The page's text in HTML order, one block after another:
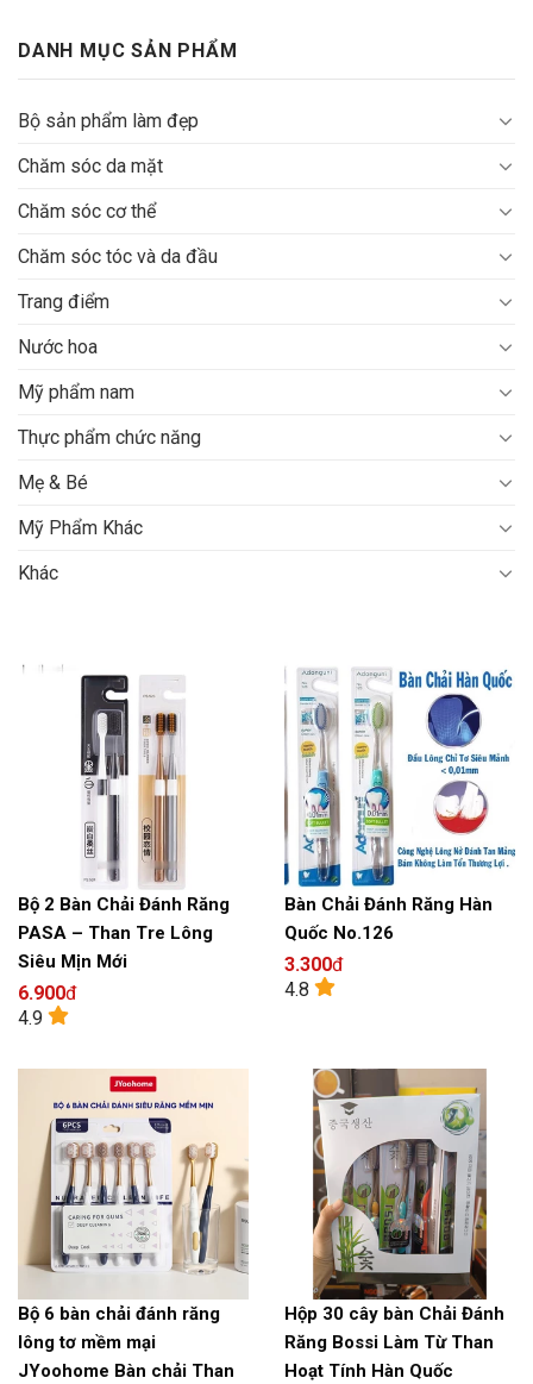
qua
nội
DANH MỤC SẢN PHẨM
Bộ sản phẩm làm đẹp
Chăm sóc da mặt
Chăm sóc cơ thể
Chăm sóc tóc và da đầu
Trang điểm
Nước hoa
Mỹ phẩm nam
Thực phẩm chức năng
Mẹ & Bé
Mỹ Phẩm Khác
Khác
Bộ 2 Bàn Chải Đánh Răng
PASA – Than Tre Lông
Siêu Mịn Mới
6.900đ
4.9
Bàn Chải Đánh Răng Hàn
Quốc No.126
3.300đ
4.8
Bộ 6 bàn chải đánh răng
lông tơ mềm mại
JYoohome Bàn chải Than
Hộp 30 cây bàn Chải Đánh
Răng Bossi Làm Từ Than
Hoạt Tính Hàn Quốc